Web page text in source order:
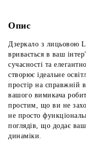
Опис
Дзеркало з лицьовою
вривається в ваш
сучасності та
створює ідеальне
простір на справжній
вашого вимикача
простим, що ви не
не просто
поглядів, що додає
динаміки.